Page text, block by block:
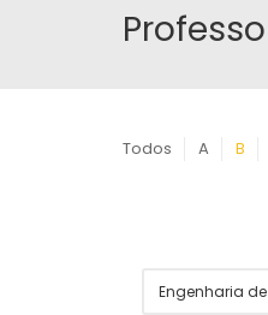
Todos A B
Engenharia